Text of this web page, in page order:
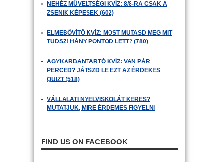
NEHÉZ MŰVELTSÉGI KVÍZ: 8/8-RA CSAK A
ZSENIK KÉPESEK (602)
ELMEBŐVÍTŐ KVÍZ: MOST MUTASD MEG MIT
TUDSZ! HÁNY PONTOD LETT? (780)
AGYKARBANTARTÓ KVÍZ: VAN PÁR
PERCED? JÁTSZD LE EZT AZ ÉRDEKES
QUIZT (518)
VÁLLALATI NYELVISKOLÁT KERES?
MUTATJUK, MIRE ÉRDEMES FIGYELNI
FIND US ON FACEBOOK